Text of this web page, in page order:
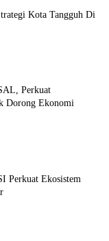
Kota Tangguh Di
Perkuat
Dorong Ekonomi
Perkuat Ekosistem